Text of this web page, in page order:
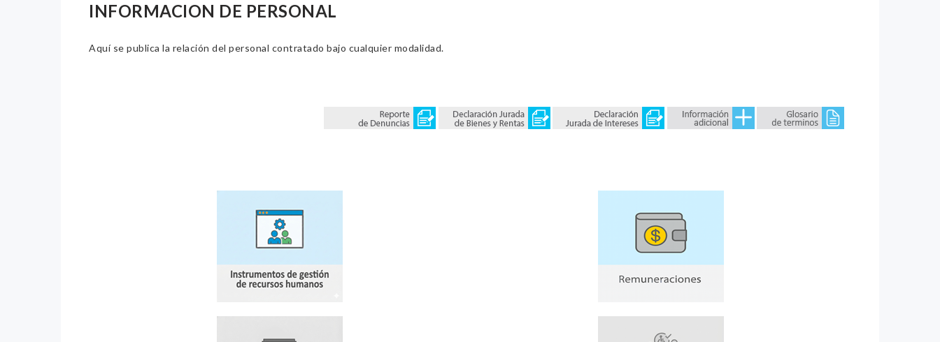
INFORMACION DE PERSONAL
Aquí se publica la relación del personal contratado bajo cualquier modalidad.